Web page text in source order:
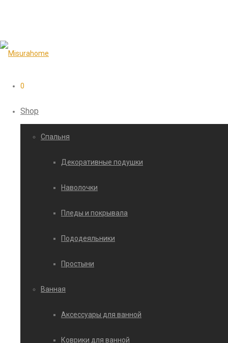
0
Shop
Cпальня
Декоративные подушки
Наволочки
Пледы и покрывала
Пододеяльники
Простыни
Ванная
Аксессуары для ванной
Коврики для ванной